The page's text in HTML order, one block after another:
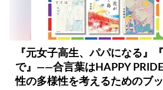
『元女子高生、パパになる』
で』――合言葉はHAPPY
性の多様性を考えるためのブ